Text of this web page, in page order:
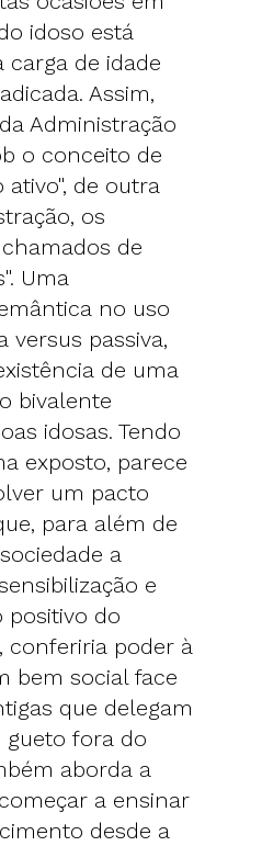
idoso está
carga de idade
Assim,
Administração
o conceito de
de outra
os
de
Uma
no uso
versus passiva,
de uma
bivalente
idosas. Tendo
exposto, parece
um pacto
para além de
a
e
positivo do
conferiria poder à
bem social face
que delegam
gueto fora do
aborda a
a ensinar
desde a